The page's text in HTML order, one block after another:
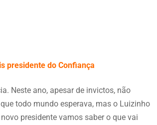
presidente do Confiança
Neste ano, apesar de invictos, não
todo mundo esperava, mas o Luizinho
presidente vamos saber o que vai